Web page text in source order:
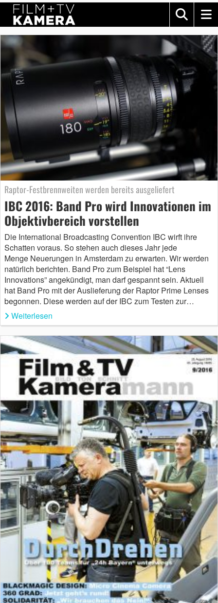
Raptor-Festbrennweiten werden bereits ausgeliefert
IBC 2016: Band Pro wird Innovationen im
Objektivbereich vorstellen
Die International Broadcasting Convention IBC wirft ihre
Schatten voraus. So stehen auch dieses Jahr jede
Menge Neuerungen in Amsterdam zu erwarten. Wir werden
natürlich berichten. Band Pro zum Beispiel hat “Lens
Innovations” angekündigt, man darf gespannt sein. Aktuell
hat Band Pro mit der Auslieferung der Raptor Prime Lenses
begonnen. Diese werden auf der IBC zum Testen zur…
Weiterlesen